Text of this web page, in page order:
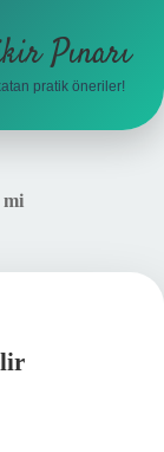
Pınarı
pratik öneriler!
mi